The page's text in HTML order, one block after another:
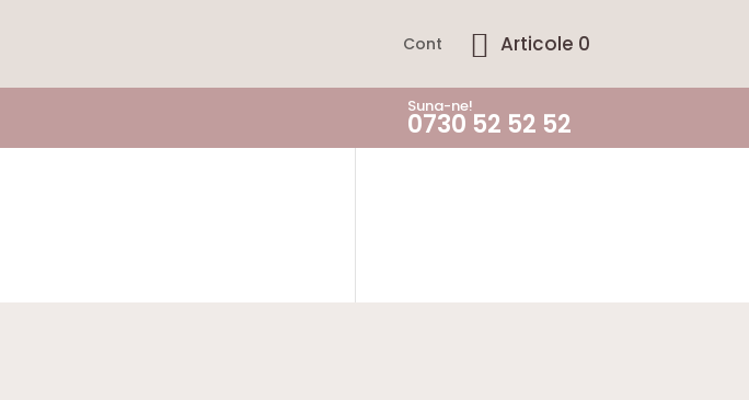
Cont Articole 0
Suna-ne!
0730 52 52 52